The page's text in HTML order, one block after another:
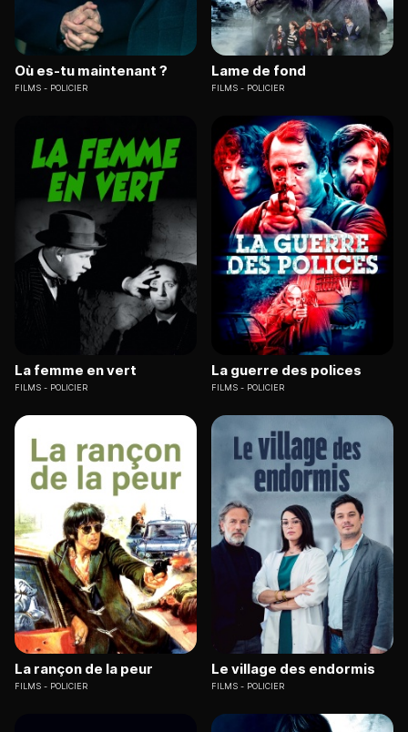
Où es-tu maintenant ?
FILMS POLICIER
Lame de fond
FILMS POLICIER
La femme en vert
FILMS POLICIER
La guerre des polices
FILMS POLICIER
La rançon de la peur
FILMS POLICIER
Le village des endormis
FILMS POLICIER